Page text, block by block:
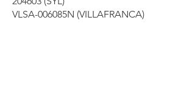
VLSA-006085N (VILLAFRANCA)